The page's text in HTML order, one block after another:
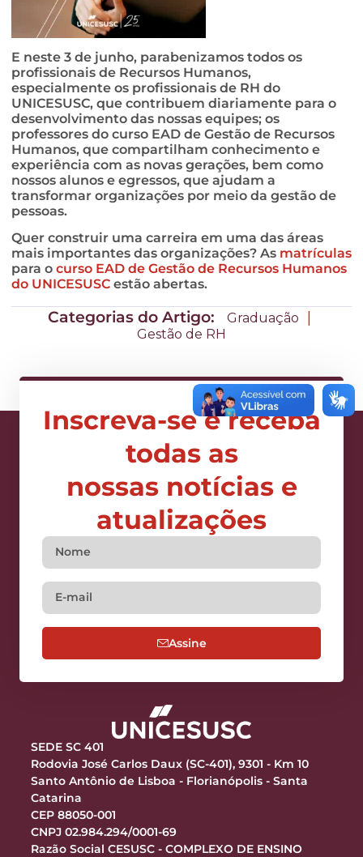
E neste 3 de junho, parabenizamos todos os
profissionais de Recursos Humanos,
especialmente os profissionais de RH do
UNICESUSC, que contribuem diariamente para o
desenvolvimento das nossas equipes; os
professores do curso EAD de Gestão de Recursos
Humanos, que compartilham conhecimento e
experiência com as novas gerações, bem como
nossos alunos e egressos, que ajudam a
transformar organizações por meio da gestão de
pessoas.
Quer construir uma carreira em uma das áreas
mais importantes das organizações? As matrículas
para o curso EAD de Gestão de Recursos Humanos
do UNICESUSC estão abertas.
Categorias do Artigo: Graduação |
Gestão de RH
Inscreva-se e receba
todas as
nossas notícias e
atualizações
Assine
SEDE SC 401
Rodovia José Carlos Daux (SC-401), 9301 - Km 10
Santo Antônio de Lisboa - Florianópolis - Santa
Catarina
CEP 88050-001
CNPJ 02.984.294/0001-69
Razão Social CESUSC - COMPLEXO DE ENSINO